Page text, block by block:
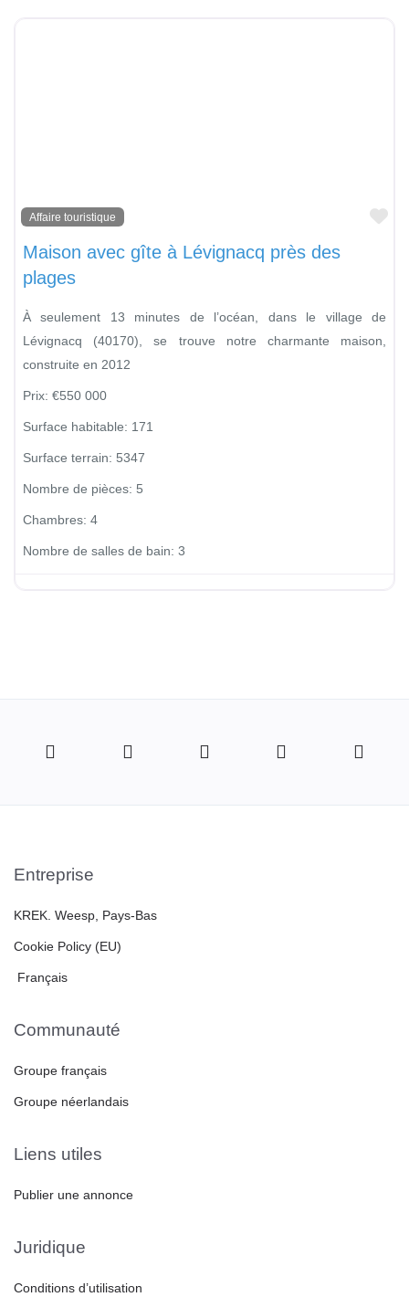
Affaire touristique
Maison avec gîte à Lévignacq près des
plages
À seulement 13 minutes de l’océan, dans le village de
Lévignacq (40170), se trouve notre charmante maison,
construite en 2012
Prix: €550 000
Surface habitable: 171
Surface terrain: 5347
Nombre de pièces: 5
Chambres: 4
Nombre de salles de bain: 3
Entreprise
KREK. Weesp, Pays-Bas
Cookie Policy (EU)
Français
Communauté
Groupe français
Groupe néerlandais
Liens utiles
Publier une annonce
Juridique
Conditions d’utilisation